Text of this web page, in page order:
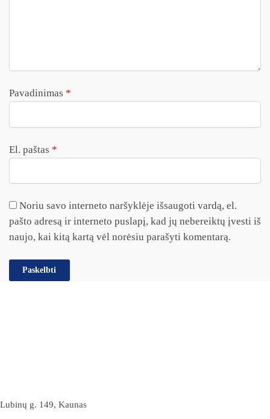
Pavadinimas *
El. paštas *
Noriu savo interneto naršyklėje išsaugoti vardą, el.
pašto adresą ir interneto puslapį, kad jų nebereiktų įvesti iš
naujo, kai kitą kartą vėl norėsiu parašyti komentarą.
Lubinų g. 149, Kaunas